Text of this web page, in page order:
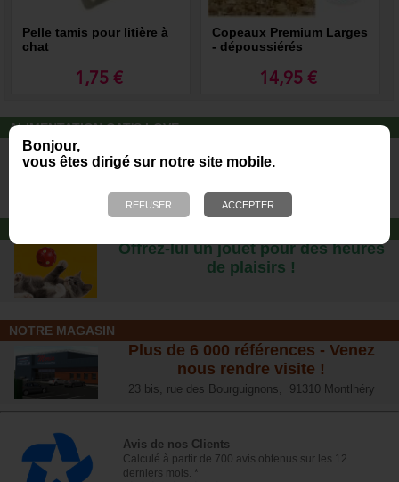
Bonjour,
vous êtes dirigé sur notre site mobile.
Pelle tamis pour litière à
chat
1,75 €
Copeaux Premium Larges
- dépoussiérés
14,95 €
ALIMENTATION CAT'S LOVE
partir d’ingrédients 100% naturels.
Offrez-lui un jouet pour des heures
de plaisirs !
NOTRE MAGASIN
Plus de 6 000 références - Venez
nous rendre visite !
23 bis, rue des Bourguignons, 91310 Montlhéry
Avis de nos Clients
Calculé à partir de 700 avis obtenus sur les 12
derniers mois. *